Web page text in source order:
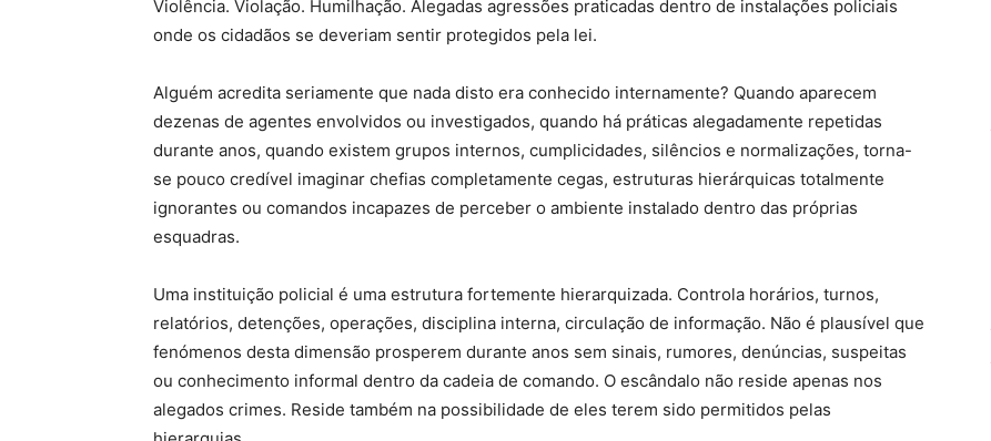
Violência. Violação. Humilhação. Alegadas agressões praticadas dentro de instalações policiais
onde os cidadãos se deveriam sentir protegidos pela lei.
Alguém acredita seriamente que nada disto era conhecido internamente? Quando aparecem
dezenas de agentes envolvidos ou investigados, quando há práticas alegadamente repetidas
durante anos, quando existem grupos internos, cumplicidades, silêncios e normalizações, torna-
se pouco credível imaginar chefias completamente cegas, estruturas hierárquicas totalmente
ignorantes ou comandos incapazes de perceber o ambiente instalado dentro das próprias
esquadras.
Uma instituição policial é uma estrutura fortemente hierarquizada. Controla horários, turnos,
relatórios, detenções, operações, disciplina interna, circulação de informação. Não é plausível que
fenómenos desta dimensão prosperem durante anos sem sinais, rumores, denúncias, suspeitas
ou conhecimento informal dentro da cadeia de comando. O escândalo não reside apenas nos
alegados crimes. Reside também na possibilidade de eles terem sido permitidos pelas